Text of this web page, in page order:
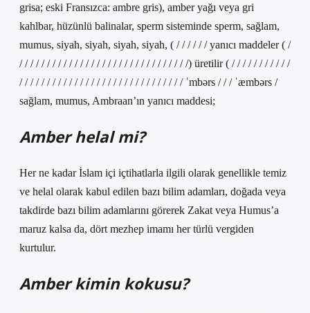
grisa; eski Fransızca: ambre gris), amber yağı veya gri
kahlbar, hüzünlü balinalar, sperm sisteminde sperm, sağlam,
mumus, siyah, siyah, siyah, siyah, ( / / / / / / yanıcı maddeler ( /
/ / / / / / / / / / / / / / / / / / / / / / / / / / / / / / /) üretilir ( / / / / / / / / / / /
/ / / / / / / / / / / / / / / / / / / / / / / / / / / / / / ˈmbərs / / / ˈæmbərs /
sağlam, mumus, Ambraan’ın yanıcı maddesi;
Amber helal mi?
Her ne kadar İslam içi içtihatlarla ilgili olarak genellikle temiz
ve helal olarak kabul edilen bazı bilim adamları, doğada veya
takdirde bazı bilim adamlarını görerek Zakat veya Humus’a
maruz kalsa da, dört mezhep imamı her türlü vergiden
kurtulur.
Amber kimin kokusu?